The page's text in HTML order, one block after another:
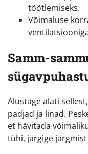
töötlemiseks.
Võimaluse
Samm-
Alustage alati
padjad ja linad.
et hävitada
tühi, järgige